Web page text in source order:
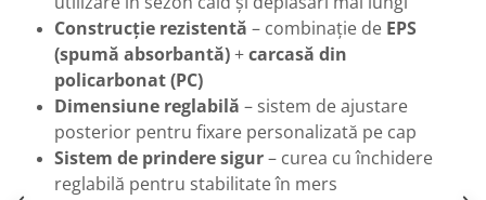
Construcție rezistentă – combinație de EPS
(spumă absorbantă)+carcasă din
policarbonat (PC)
Dimensiune reglabilă – sistem de ajustare
posterior pentru fixare personalizată pe cap
Sistem de prindere sigur– curea cu închidere
reglabilă pentru stabilitate în mers